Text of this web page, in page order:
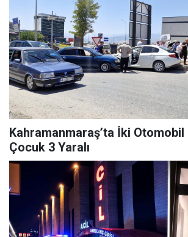
Kahramanmaraş’ta İki Otomobil
Çocuk 3 Yaralı